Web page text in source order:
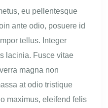
eu pellentesque
ante odio, posuere id
tellus. Integer
lacinia. Fusce vitae
magna non
at odio tristique
maximus, eleifend felis